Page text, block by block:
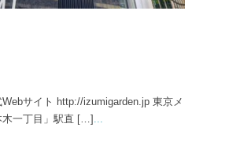
サイト http://izumigarden.jp 東京メ
木一丁目」駅直 […]...